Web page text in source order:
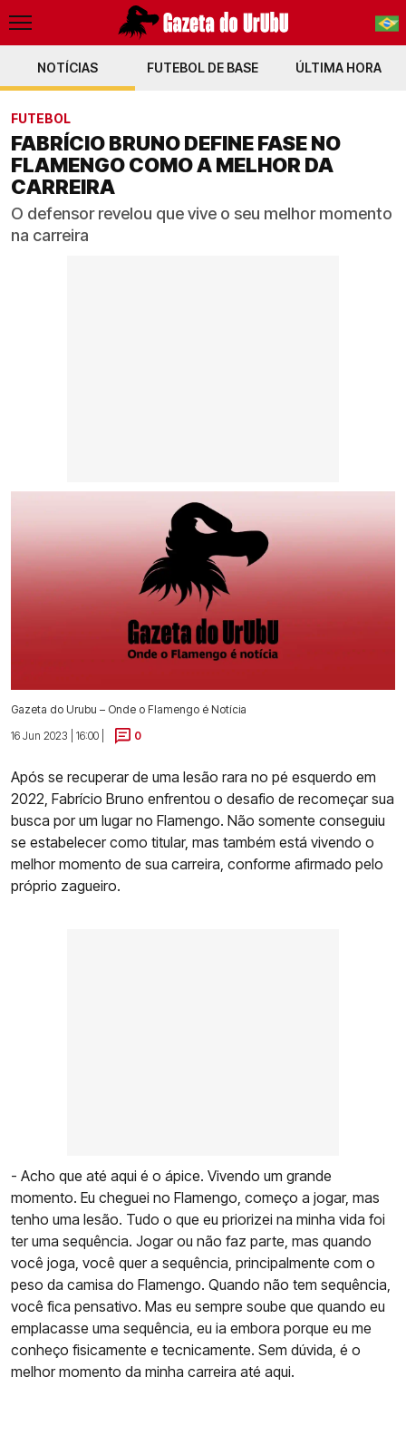
PT-BR
NOTÍCIAS FUTEBOL DE BASE ÚLTIMA HORA
FUTEBOL
FABRÍCIO BRUNO DEFINE FASE NO
FLAMENGO COMO A MELHOR DA
CARREIRA
O defensor revelou que vive o seu melhor momento
na carreira
Gazeta do Urubu – Onde o Flamengo é Notícia
16 Jun 2023 | 16:00 |
0
Após se recuperar de uma lesão rara no pé esquerdo em
2022, Fabrício Bruno enfrentou o desafio de recomeçar sua
busca por um lugar no Flamengo. Não somente conseguiu
se estabelecer como titular, mas também está vivendo o
melhor momento de sua carreira, conforme afirmado pelo
próprio zagueiro.
- Acho que até aqui é o ápice. Vivendo um grande
momento. Eu cheguei no Flamengo, começo a jogar, mas
tenho uma lesão. Tudo o que eu priorizei na minha vida foi
ter uma sequência. Jogar ou não faz parte, mas quando
você joga, você quer a sequência, principalmente com o
peso da camisa do Flamengo. Quando não tem sequência,
você fica pensativo. Mas eu sempre soube que quando eu
emplacasse uma sequência, eu ia embora porque eu me
conheço fisicamente e tecnicamente. Sem dúvida, é o
melhor momento da minha carreira até aqui.